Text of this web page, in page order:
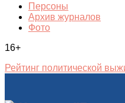
Персоны
Архив журналов
Фото
16+
Рейтинг политической